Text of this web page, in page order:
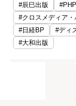
#辰巳出版
#クロスメディア
#日経BP
#ディ
#大和出版